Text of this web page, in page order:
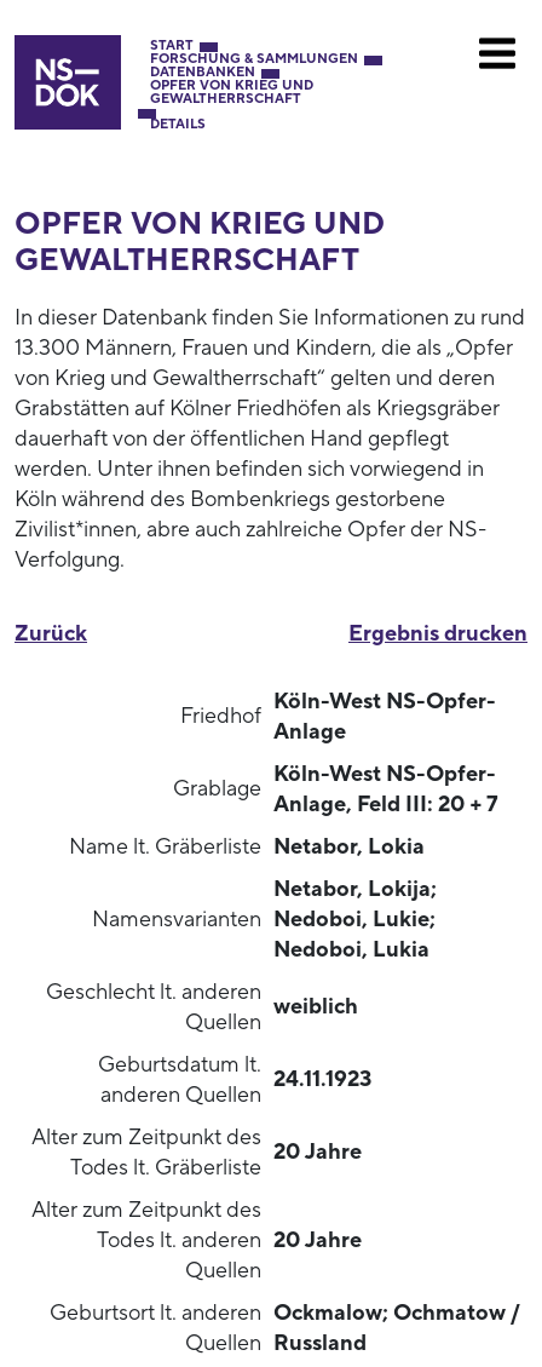
START
FORSCHUNG & SAMMLUNGEN
DATENBANKEN
OPFER VON KRIEG UND
GEWALTHERRSCHAFT
DETAILS
OPFER VON KRIEG UND
GEWALTHERRSCHAFT
In dieser Datenbank finden Sie Informationen zu rund
13.300 Männern, Frauen und Kindern, die als „Opfer
von Krieg und Gewaltherrschaft“ gelten und deren
Grabstätten auf Kölner Friedhöfen als Kriegsgräber
dauerhaft von der öffentlichen Hand gepflegt
werden. Unter ihnen befinden sich vorwiegend in
Köln während des Bombenkriegs gestorbene
Zivilist*innen, abre auch zahlreiche Opfer der NS-
Verfolgung.
Ergebnis drucken
Zurück
Friedhof
Köln-West NS-Opfer-
Anlage
Grablage
Köln-West NS-Opfer-
Anlage, Feld III: 20 + 7
Name lt. Gräberliste Netabor, Lokia
Namensvarianten
Netabor, Lokija;
Nedoboi, Lukie;
Nedoboi, Lukia
Geschlecht lt. anderen
Quellen
weiblich
Geburtsdatum lt.
anderen Quellen
24.11.1923
Alter zum Zeitpunkt des
Todes lt. Gräberliste
20 Jahre
Alter zum Zeitpunkt des
Todes lt. anderen
Quellen
20 Jahre
Geburtsort lt. anderen
Quellen
Ockmalow; Ochmatow /
Russland